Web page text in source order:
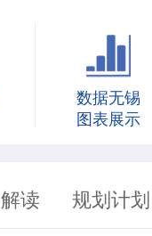
数据无锡
图表展示
读 规划计划